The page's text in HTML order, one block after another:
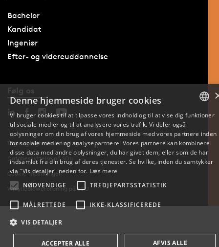
Bachelor
Kandidat
Ingeniør
Efter- og videreuddannelse
Følg os
Tilgængelighedserklæring
Databeskyttelse på SDU
Cookie-indstillinger
Whistleblowerordning på SDU
ENGLISH
Denne hjemmeside bruger cookies
Vi bruger cookies til at tilpasse vores indhold og til at vise dig funktioner
til sociale medier og til at analysere vores trafik. Vi deler også
oplysninger om din brug af vores hjemmeside med vores partnere inden
for sociale medier og analysepartnere. Vores partnere kan kombinere
disse data med andre oplysninger, du har givet dem, eller som de har
indsamlet fra din brug af deres tjenester. Se hvilke, inden du samtykker
via "Vis detaljer" neden for. Læs mere
NØDVENDIGE
TREDJEPARTSSTATISTIK
MÅLRETTEDE IKKE-KLASSIFICEREDE
VIS DETALJER
ACCEPTER ALLE AFVIS ALLE